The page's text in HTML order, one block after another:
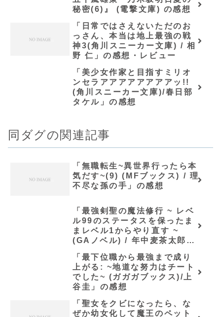
秘密(6)』 (電撃文庫) の感想
「日常ではさえないただのお
っさん、本当は地上最強の戦
神3(角川スニーカー文庫) / 相
野 仁」の感想・レビュー
「美少女作家と目指すミリオ
ンセラアアアアアアアアッ!!
(角川スニーカー文庫)/春日部
タケル」の感想
同ダグの関連記事
「無職転生~異世界行ったら本
気だす~(9) (MFブックス) / 理
不尽な孫の手」の感想
「最強剣聖の魔法修行 ~ レベ
ル99のステータスを保ったま
まレベル1からやり直す ~
(GAノベル) / 年中麦茶太郎」
「最下位職から最強まで成り
上がる: ~地道な努力はチート
でした~ (ガガガブックス)/上
谷圭」の感想
「聖女をクビになったら、な
ぜか幼女化して魔王のペット